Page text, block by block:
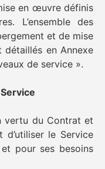
en œuvre définis
L’ensemble des
et de mise
en Annexe
de service ».
vertu du Contrat et
le Service
pour ses besoins